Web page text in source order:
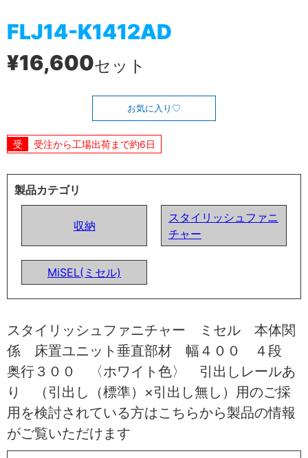
FLJ14-K1412AD
¥16,600セット
お気に入り
受注から工場出荷まで約6日
製品カテゴリ
収納
スタイリッシュファニ
チャー
MiSEL(ミセル)
スタイリッシュファニチャー ミセル 本体関
係 床置ユニット垂直部材 幅４００ ４段
奥行３００ 〈ホワイト色〉 引出しレールあ
り （引出し（標準）×引出し無し）用のご採
用を検討されている方はこちらから製品の情報
がご覧いただけます